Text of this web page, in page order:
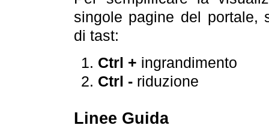
singole pagine del portale,
di tast:
Ctrl + ingrandimento
Ctrl -riduzione
Linee Guida